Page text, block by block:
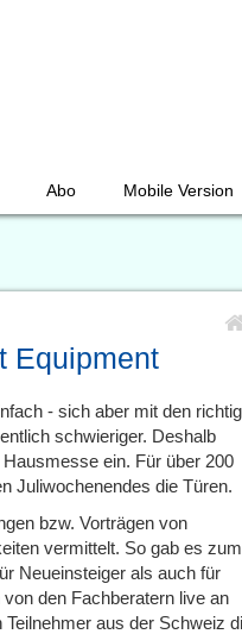
Abo Mobile Version
Equipment
- sich aber mit den
schwieriger. Deshalb
ein. Für über 200
Juliwochenendes die Türen.
bzw. Vorträgen von
vermittelt. So gab es zum
Neueinsteiger als auch für
den Fachberatern live an
aus der Schweiz